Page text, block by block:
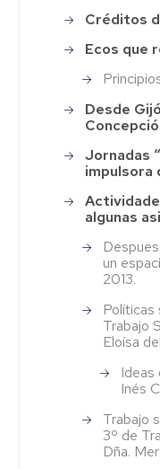
Créditos
Ecos que
Desde
Jornadas
impulsora
algunas
un
2013.
Políticas
Trabajo
Eloísa
Ideas
Inés
Trabajo
3º de
Dña.